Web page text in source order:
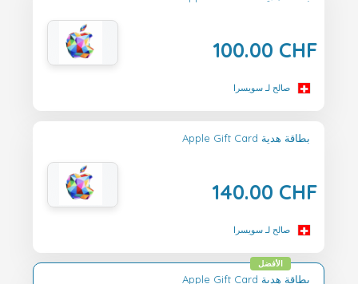
100.00 CHF
صالح لـ سويسرا
Apple Gift Card بطاقة هدية
140.00 CHF
صالح لـ سويسرا
Apple Gift Card بطاقة هدية
الأفضل